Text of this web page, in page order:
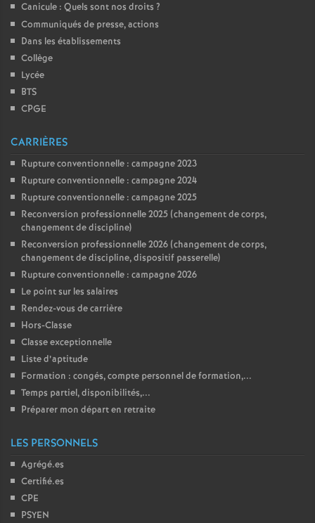
Canicule : Quels sont nos droits ?
Communiqués de presse, actions
Dans les établissements
Collège
Lycée
BTS
CPGE
CARRIÈRES
Rupture conventionnelle : campagne 2023
Rupture conventionnelle : campagne 2024
Rupture conventionnelle : campagne 2025
Reconversion professionnelle 2025 (changement de corps,
changement de discipline)
Reconversion professionnelle 2026 (changement de corps,
changement de discipline, dispositif passerelle)
Rupture conventionnelle : campagne 2026
Le point sur les salaires
Rendez-vous de carrière
Hors-Classe
Classe exceptionnelle
Liste d’aptitude
Formation : congés, compte personnel de formation,...
Temps partiel, disponibilités,...
Préparer mon départ en retraite
LES PERSONNELS
Agrégé.es
Certifié.es
CPE
PSYEN